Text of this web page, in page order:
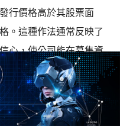
行價格高於其股票面
。這種作法通常反映了
心，使公司能在募集資
需要理解的是，股票的面
額，並不等同...